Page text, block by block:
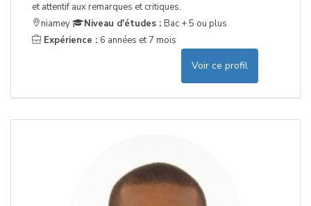
et attentif aux remarques et critiques.
niamey
Niveau d'études : Bac + 5 ou plus
Expérience : 6 années et 7 mois
Voir ce profil